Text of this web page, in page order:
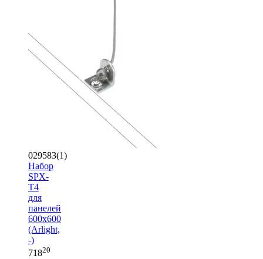
029583(1)
Набор
SPX-
T4
для
панелей
600x600
(Arlight,
-)
71820